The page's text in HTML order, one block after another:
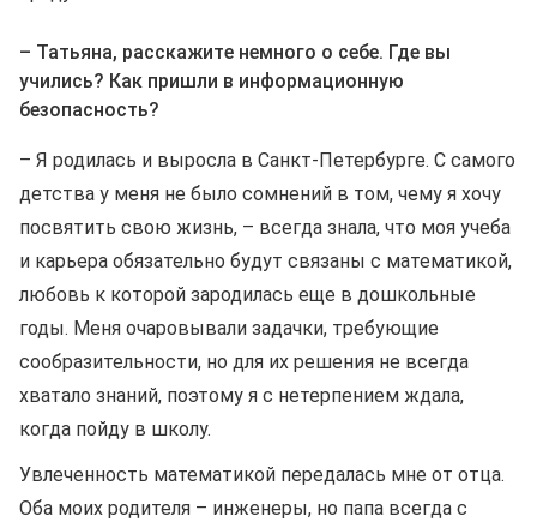
– Татьяна, расскажите немного о себе. Где вы
учились? Как пришли в информационную
безопасность?
– Я родилась и выросла в Санкт-Петербурге. С самого
детства у меня не было сомнений в том, чему я хочу
посвятить свою жизнь, – всегда знала, что моя учеба
и карьера обязательно будут связаны с математикой,
любовь к которой зародилась еще в дошкольные
годы. Меня очаровывали задачки, требующие
сообразительности, но для их решения не всегда
хватало знаний, поэтому я с нетерпением ждала,
когда пойду в школу.
Увлеченность математикой передалась мне от отца.
Оба моих родителя – инженеры, но папа всегда с